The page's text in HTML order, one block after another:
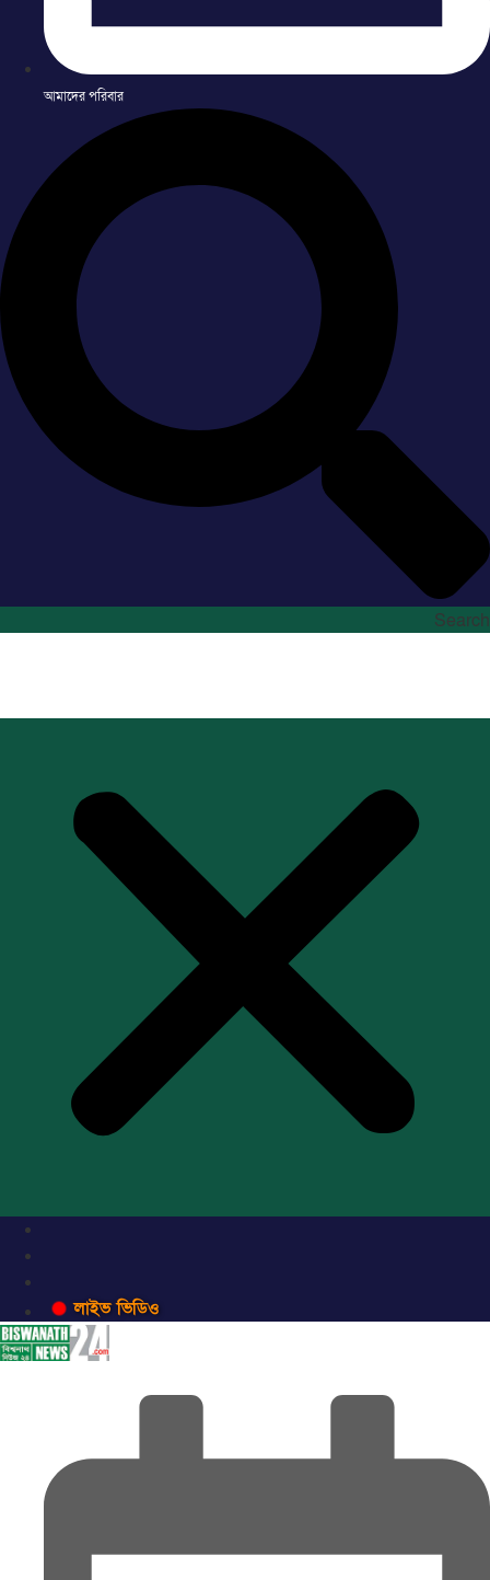
আমাদের পরিবার
Search
লাইভ ভিডিও